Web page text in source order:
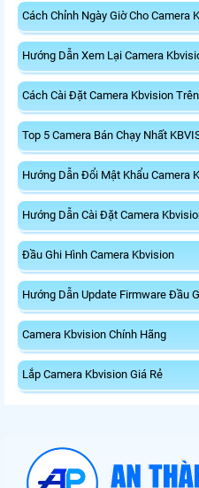
Cách Chỉnh Ngày Giờ Cho Camera
Hướng Dẫn Xem Lại Camera
Cách Cài Đặt Camera Kbvision
Top 5 Camera Bán Chạy Nhất
Hướng Dẫn Đổi Mật Khẩu Camera
Hướng Dẫn Cài Đặt Camera
Đầu Ghi Hình Camera Kbvision
Hướng Dẫn Update Firmware Đầu
Camera Kbvision Chính Hãng
Lắp Camera Kbvision Giá Rẻ